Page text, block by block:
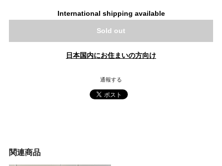
International shipping available
Sold out
日本国内にお住まいの方向け
通報する
関連商品